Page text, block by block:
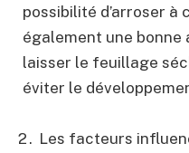
possibilité d’arroser à
également une bonne
laisser le feuillage
éviter le
Les facteurs